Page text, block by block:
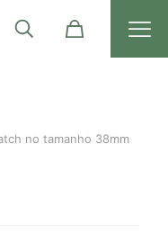
no tamanho 38mm